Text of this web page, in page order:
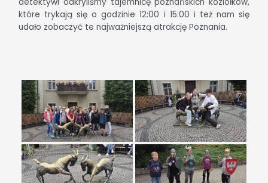
które trykają się o godzinie 12:00 i 15:00 i też nam się
udało zobaczyć te najważniejszą atrakcję Poznania.